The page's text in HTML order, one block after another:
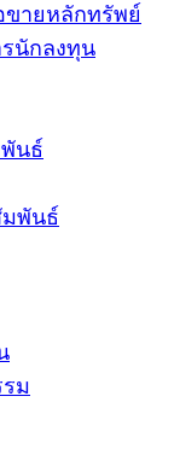
ขายหลักทรัพย์
นักลงทุน
นธ์
พันธ์
ม